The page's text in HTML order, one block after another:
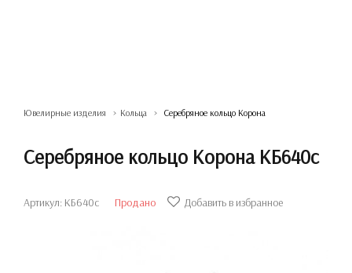
Ювелирные изделия Кольца Серебряное кольцо Корона
Серебряное кольцо Корона КБ640с
Артикул: КБ640с Продано Добавить в избранное